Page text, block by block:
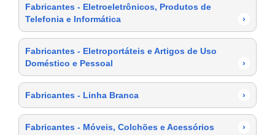
Fabricantes - Eletroeletrônicos, Produtos de
Telefonia e Informática
›
Fabricantes - Eletroportáteis e Artigos de Uso
Doméstico e Pessoal
›
Fabricantes - Linha Branca ›
Fabricantes - Móveis, Colchões e Acessórios ›